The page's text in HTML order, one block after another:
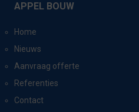
APPEL BOUW
Home
Nieuws
Aanvraag offerte
Referenties
Contact